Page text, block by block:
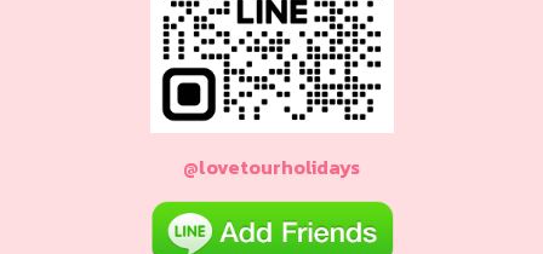
@lovetourholidays